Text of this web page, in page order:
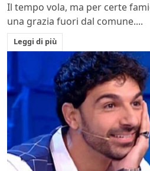
Il tempo vola, ma per certe
una grazia fuori dal comune....
Leggi di più